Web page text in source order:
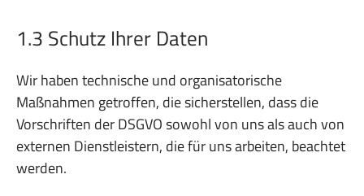
1.3 Schutz Ihrer Daten
Wir haben technische und organisatorische
Maßnahmen getroffen, die sicherstellen, dass die
Vorschriften der DSGVO sowohl von uns als auch von
externen Dienstleistern, die für uns arbeiten, beachtet
werden.